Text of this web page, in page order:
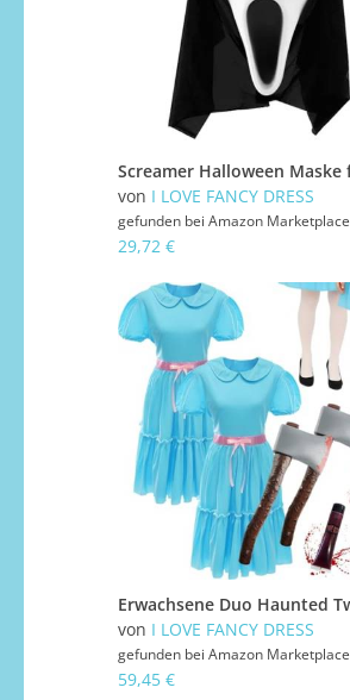
von I LOVE FANCY DRESS
gefunden bei Amazon Marketplace
29,72 €
von I LOVE FANCY DRESS
gefunden bei Amazon Marketplace
59,45 €